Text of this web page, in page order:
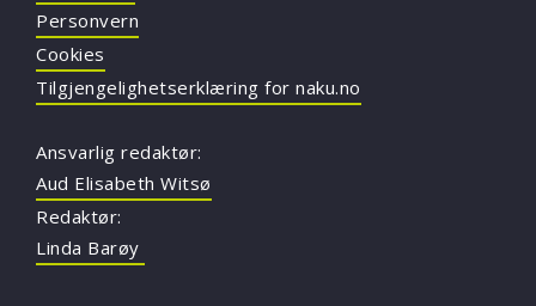
Personvern
Cookies
Tilgjengelighetserklæring for naku.no
Ansvarlig redaktør:
Aud Elisabeth Witsø
Redaktør:
Linda Barøy